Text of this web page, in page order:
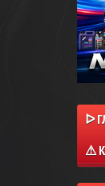
ᐅ
⚠